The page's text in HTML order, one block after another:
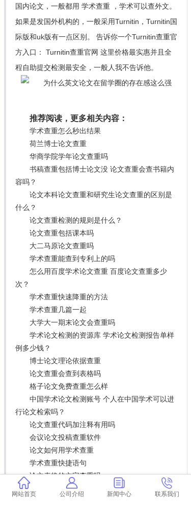
国内论文，一般都用 学术查重 ，学术可以查外文。
如果是发国外机构的，一般采用Turnitin，Turnitin国
际版和uk版有一点区别。 告诉你一个Turnitin查重官
方入口： Turnitin查重官网 这里价格最实惠并且全
程自助提交检测最安全，一般人我不告诉他。
推荐阅读，更多相关内容：
学术查重怎么秒出结果
荷兰博士论文查重
华商学院学年论文查重吗
书稿查重包括博士论文没 论文查重会查书籍内
容吗？
论文本科论文查重和研究生论文查重的区别是
什么？
论文查重检测的规则是什么？
论文查重包括课本吗
大二马原论文查重吗
学术查重能查到专利上的吗
怎么用百度学术论文查重 百度论文查重多少
次？
学术查重快速降重的方法
学术查重几篇一起
大学大一期末论文会查重吗
学术论文检测的资源库 学术论文检测报告单样
例多少钱？
博士论文理论依据查重
论文查重会查到表格吗
格子论文免费查重怎么样
中国学术论文检测账号 个人在中国学术可以进
行论文检索吗？
论文查重代码加注释有用吗
会议论文投稿查重软件
论文如何用学术查重
学术查重快捷语句
论文表格的文字查重吗
核心论文一般要求查重多少
网站首页 公司介绍 新闻中心 联系我们